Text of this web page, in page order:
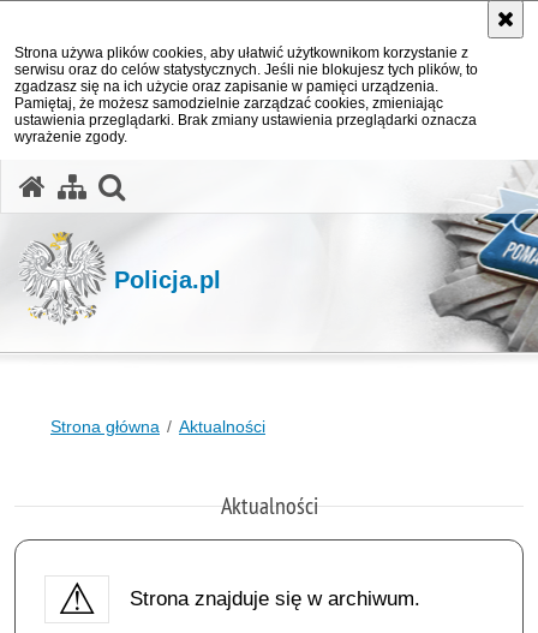
Strona używa plików cookies, aby ułatwić użytkownikom korzystanie z
serwisu oraz do celów statystycznych. Jeśli nie blokujesz tych plików, to
zgadzasz się na ich użycie oraz zapisanie w pamięci urządzenia.
Pamiętaj, że możesz samodzielnie zarządzać cookies, zmieniając
ustawienia przeglądarki. Brak zmiany ustawienia przeglądarki oznacza
wyrażenie zgody.
Policja.pl
Strona główna Aktualności
Aktualności
Strona znajduje się w archiwum.